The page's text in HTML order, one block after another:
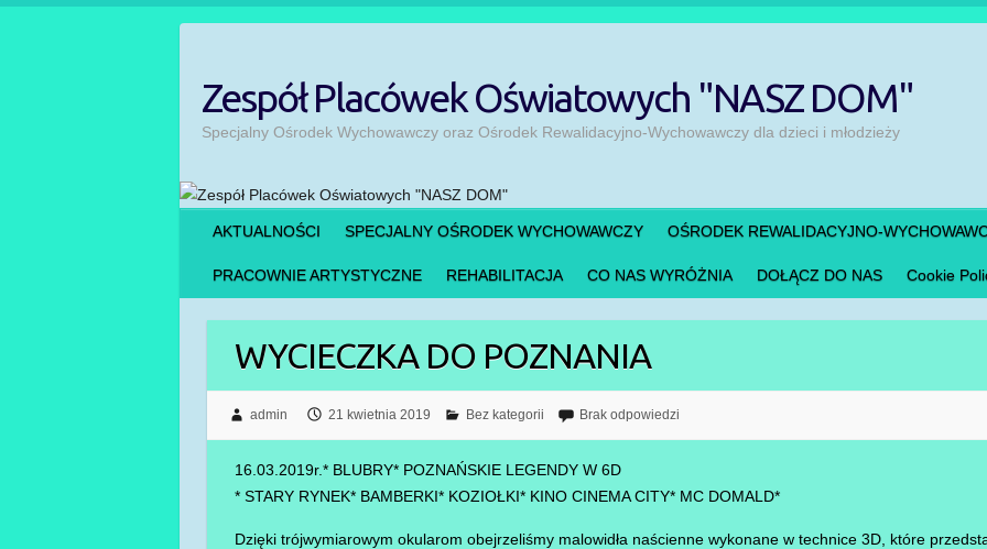
Zespół Placówek Oświatowych "NASZ DOM"
Specjalny Ośrodek Wychowawczy oraz Ośrodek Rewalidacyjno-Wychowawczy dla dzieci i młodzieży
AKTUALNOŚCI SPECJALNY OŚRODEK WYCHOWAWCZY OŚRODEK REWALIDACYJNO-
PRACOWNIE ARTYSTYCZNE REHABILITACJA CO NAS WYRÓŻNIA DOŁĄCZ DO NAS Cookie
WYCIECZKA DO POZNANIA
admin 21 kwietnia 2019 Bez kategorii Brak odpowiedzi
16.03.2019r.* BLUBRY* POZNAŃSKIE LEGENDY W 6D
* STARY RYNEK* BAMBERKI* KOZIOŁKI* KINO CINEMA CITY* MC DOMALD*
Dzięki trójwymiarowym okularom obejrzeliśmy malowidła naścienne wykonane w technice 3D, które